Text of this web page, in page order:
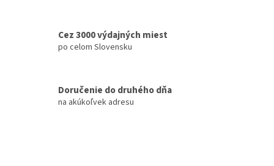
Cez 3000 výdajných miest
po celom Slovensku
Doručenie do druhého dňa
na akúkoľvek adresu